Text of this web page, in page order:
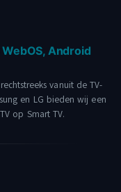
Android
vanuit de TV-
en LG bieden wij een
op Smart TV.